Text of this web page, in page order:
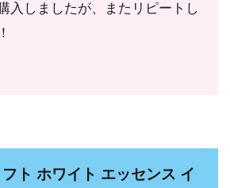
ル、香料、粘度調整剤、pH調整
入しましたが、またリピートし
ト ホワイト エッセンス イ